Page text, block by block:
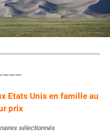
partager vos bonnes
pour manger ?
?
de voyage ou
de ce
Etats Unis en famille au
prix
sélectionnés